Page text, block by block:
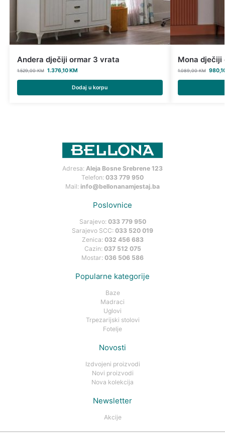
Andera dječiji ormar 3 vrata
1.529,00KM 1.376,10KM
Dodaj u korpu
Mona dječiji
1.089,00KM
Adresa: Aleja Bosne Srebrene 123
Telefon: 033 779 950
Mail: info@bellonanamjestaj.ba
Poslovnice
Sarajevo: 033 779 950
Sarajevo SCC: 033 520 019
Zenica: 032 456 683
Cazin: 037 512 075
Mostar: 036 506 586
Popularne kategorije
Baze
Madraci
Uglovi
Trpezarijski stolovi
Fotelje
Novosti
Izdvojeni proizvodi
Novi proizvodi
Nova kolekcija
Newsletter
Akcije